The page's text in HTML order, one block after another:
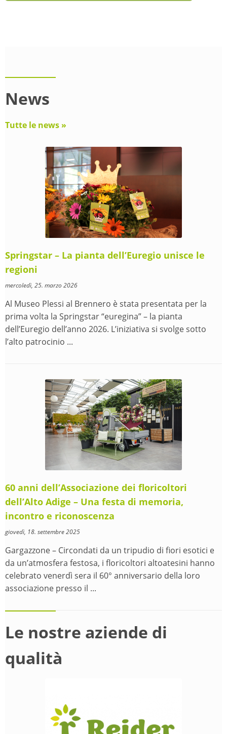
News
Tutte le news »
Springstar – La pianta dell’Euregio unisce le
regioni
mercoledì, 25. marzo 2026
Al Museo Plessi al Brennero è stata presentata per la
prima volta la Springstar “euregina” – la pianta
dell’Euregio dell’anno 2026. L’iniziativa si svolge sotto
l’alto patrocinio ...
60 anni dell’Associazione dei floricoltori
dell’Alto Adige – Una festa di memoria,
incontro e riconoscenza
giovedì, 18. settembre 2025
Gargazzone – Circondati da un tripudio di fiori esotici e
da un’atmosfera festosa, i floricoltori altoatesini hanno
celebrato venerdì sera il 60° anniversario della loro
associazione presso il ...
Le nostre aziende di
qualità